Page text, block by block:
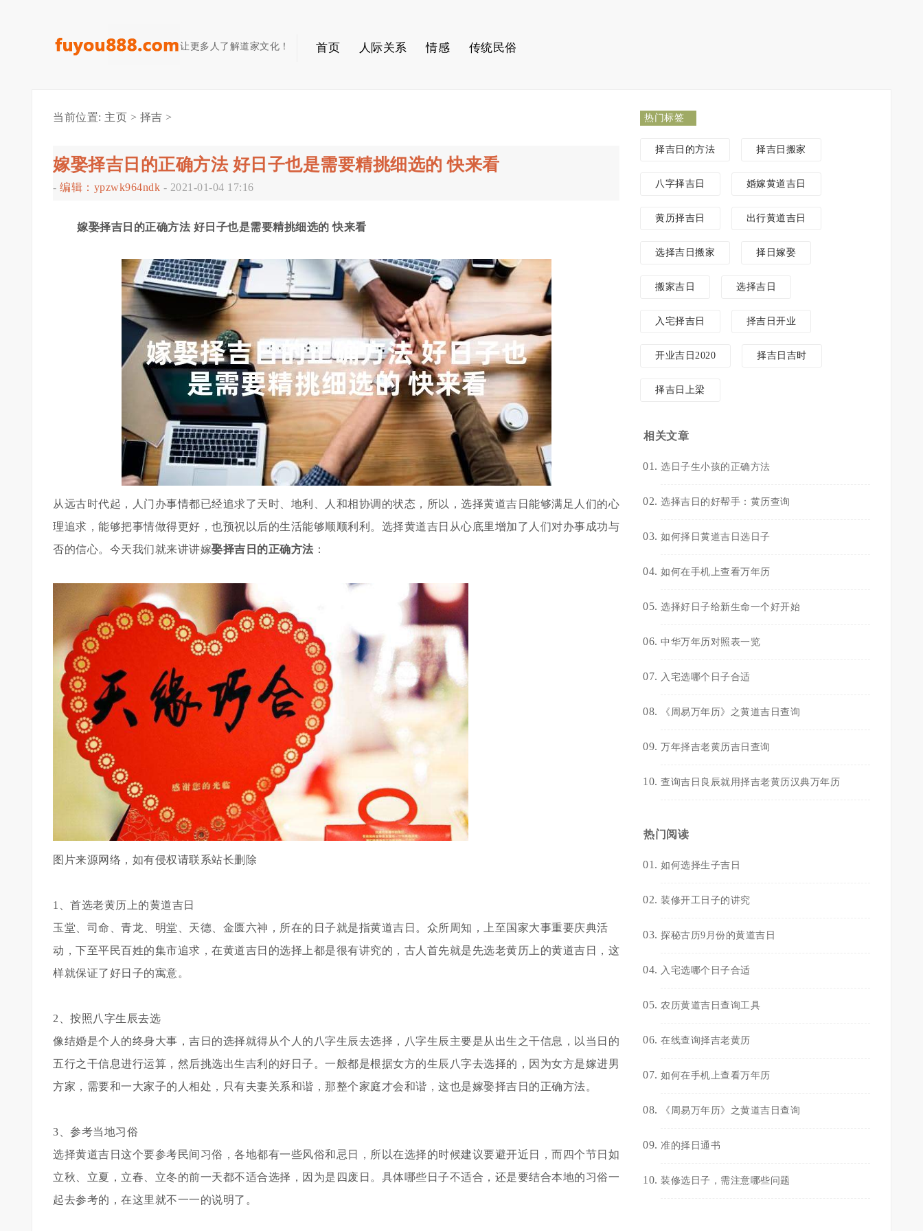
让更多人了解道家文化！ 首页 人际关系 情感 传统民俗
当前位置: 主页 > 择吉 >
嫁娶择吉日的正确方法 好日子也是需要精挑细选的 快来看
- 编辑：ypzwk964ndk - 2021-01-04 17:16
嫁娶择吉日的正确方法 好日子也是需要精挑细选的 快来看
从远古时代起，人门办事情都已经追求了天时、地利、人和相协调的状态，所以，选择黄道吉日能够满足人们的心
理追求，能够把事情做得更好，也预祝以后的生活能够顺顺利利。选择黄道吉日从心底里增加了人们对办事成功与
否的信心。今天我们就来讲讲嫁娶择吉日的正确方法 ：
图片来源网络，如有侵权请联系站长删除
1、首选老黄历上的黄道吉日
玉堂、司命、青龙、明堂、天德、金匮六神，所在的日子就是指黄道吉日。众所周知，上至国家大事重要庆典活
动，下至平民百姓的集市追求，在黄道吉日的选择上都是很有讲究的，古人首先就是先选老黄历上的黄道吉日，这
样就保证了好日子的寓意。
2、按照八字生辰去选
像结婚是个人的终身大事，吉日的选择就得从个人的八字生辰去选择，八字生辰主要是从出生之干信息，以当日的
五行之干信息进行运算，然后挑选出生吉利的好日子。一般都是根据女方的生辰八字去选择的，因为女方是嫁进男
方家，需要和一大家子的人相处，只有夫妻关系和谐，那整个家庭才会和谐，这也是嫁娶择吉日的正确方法。
3、参考当地习俗
选择黄道吉日这个要参考民间习俗，各地都有一些风俗和忌日，所以在选择的时候建议要避开近日，而四个节日如
立秋、立夏，立春、立冬的前一天都不适合选择，因为是四废日。具体哪些日子不适合，还是要结合本地的习俗一
起去参考的，在这里就不一一的说明了。
热门标签
择吉日的方法 择吉日搬家
八字择吉日 婚嫁黄道吉日
黄历择吉日 出行黄道吉日
选择吉日搬家 择日嫁娶
搬家吉日 选择吉日
入宅择吉日 择吉日开业
开业吉日2020 择吉日吉时
择吉日上梁
相关文章
选日子生小孩的正确方法
选择吉日的好帮手：黄历查询
如何择日黄道吉日选日子
如何在手机上查看万年历
选择好日子给新生命一个好开始
中华万年历对照表一览
入宅选哪个日子合适
《周易万年历》之黄道吉日查询
万年择吉老黄历吉日查询
查询吉日良辰就用择吉老黄历汉典万年历
热门阅读
如何选择生子吉日
装修开工日子的讲究
探秘古历9月份的黄道吉日
入宅选哪个日子合适
农历黄道吉日查询工具
在线查询择吉老黄历
如何在手机上查看万年历
《周易万年历》之黄道吉日查询
准的择日通书
装修选日子，需注意哪些问题